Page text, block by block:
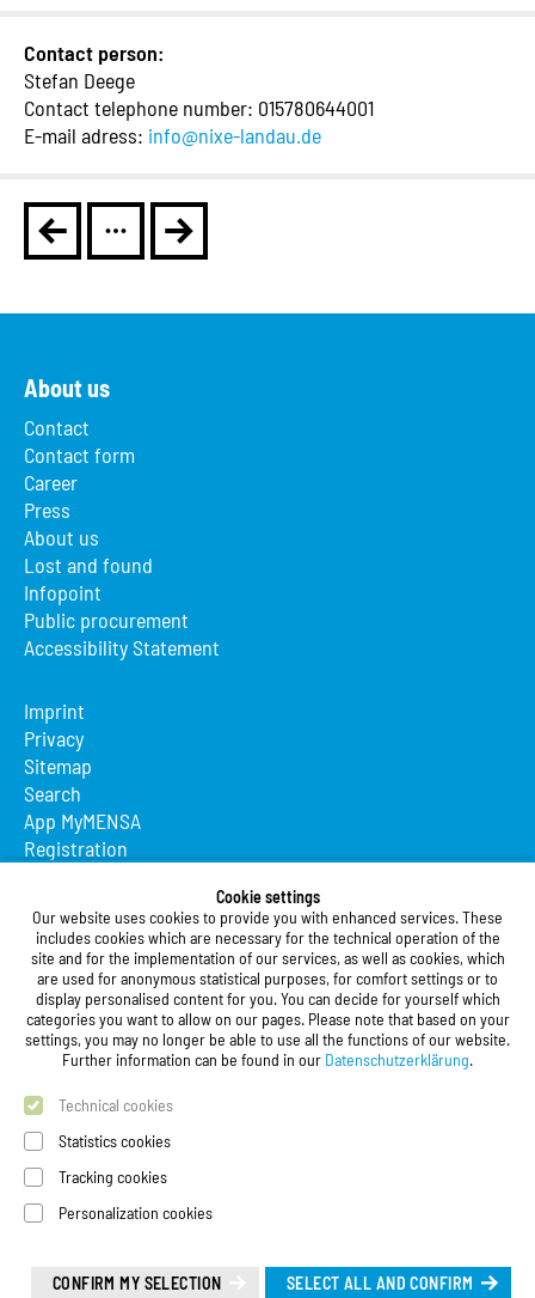
Cookie settings
Our website uses cookies to provide you with enhanced services. These
includes cookies which are necessary for the technical operation of the
site and for the implementation of our services, as well as cookies, which
are used for anonymous statistical purposes, for comfort settings or to
display personalised content for you. You can decide for yourself which
categories you want to allow on our pages. Please note that based on your
settings, you may no longer be able to use all the functions of our website.
Further information can be found in our Datenschutzerklärung.
Technical cookies
Statistics cookies
Tracking cookies
Personalization cookies
SELECT ALL AND CONFIRM
CONFIRM MY SELECTION
Contact person:
Stefan Deege
Contact telephone number: 015780644001
E-mail adress: info@nixe-landau.de
About us
Contact
Contact form
Career
Press
About us
Lost and found
Infopoint
Public procurement
Accessibility Statement
Imprint
Privacy
Sitemap
Search
App MyMENSA
Registration
Studierendenwerk Vorderpfalz
Studierendenwerk Vorderpfalz
Public Body
Xylanderstraße 17
76829 Landau in der Pfalz
Phone:+49 6341 9179 0
Fax: +49 (0)6341 9179 16
E-Mail:
Follow us on
Leichte Sprache (Deutsch)